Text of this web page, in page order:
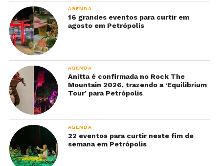
AGENDA
16 grandes eventos para curtir em
agosto em Petrópolis
AGENDA
Anitta é confirmada no Rock The
Mountain 2026, trazendo a ‘Equilibrium
Tour’ para Petrópolis
AGENDA
22 eventos para curtir neste fim de
semana em Petrópolis